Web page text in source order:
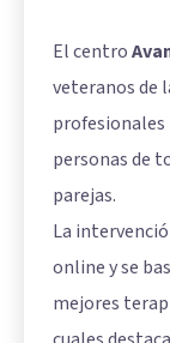
El centro
veteranos de
profesionales
personas de
parejas.
La
online y se
mejores